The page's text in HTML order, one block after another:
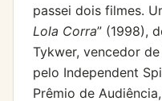
passei dois filmes.
Lola Corra” (1998),
Tykwer, vencedor
pelo Independent
Prêmio de